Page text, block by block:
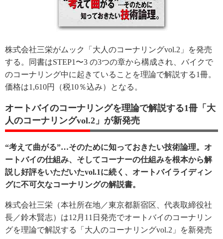
株式会社三栄がムック「大人のコーナリングvol.2」を発売
する。同書はSTEP1〜3 の3つの章から構成され、バイクで
のコーナリング中に起きていることを理論で解説する1冊。
価格は1,610円（税10％込み）となる。
オートバイのコーナリングを理論で解説する1冊「大
人のコーナリングvol.2」が新発売
“考えて曲がる”…そのために知っておきたい技術論理。オ
ートバイの仕組み、そしてコーナーの仕組みを根本から解
説し好評をいただいたvol.1に続く、オートバイライディン
グに不可欠なコーナリングの解説書。
株式会社三栄（本社所在地／東京都新宿区、代表取締役社
長／鈴木賢志）は12月11日発売でオートバイのコーナリン
グを理論で解説する「大人のコーナリングvol.2」を新発売